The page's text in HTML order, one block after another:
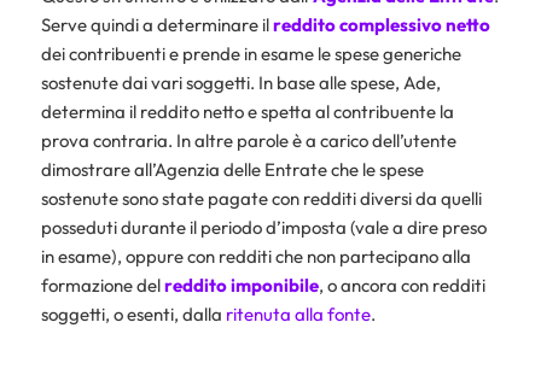
Serve quindi a determinare ilreddito complessivo netto
dei contribuenti e prende in esame le spese generiche
sostenute dai vari soggetti. In base alle spese, Ade,
determina il reddito netto e spetta al contribuente la
prova contraria. In altre parole è a carico dell’utente
dimostrare all’Agenzia delle Entrate che le spese
sostenute sono state pagate con redditi diversi da quelli
posseduti durante il periodo d’imposta (vale a dire preso
in esame), oppure con redditi che non partecipano alla
formazione delredditoimponibile, o ancora con redditi
soggetti, o esenti, dalla ritenuta alla fonte.